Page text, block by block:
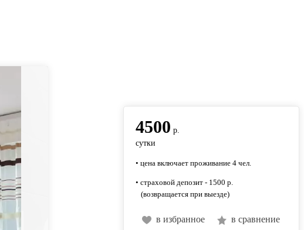
4500 р.
сутки
• цена включает проживание 4 чел.
• страховой депозит - 1500 р.
(возвращается при выезде)
в избранное в сравнение